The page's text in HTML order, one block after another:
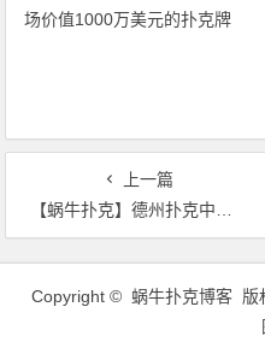
场价值1000万美元的扑克牌
上一篇
【蜗牛扑克】德州扑克中偷与反偷，若真这么简单你也不会亏到哭
文
Copyright © 蜗牛扑克博客 版